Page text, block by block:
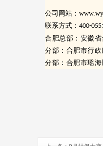
公司网站：
联系方式： 400-
合肥总部：安徽
分部：合肥市行政
分部：合肥市瑶